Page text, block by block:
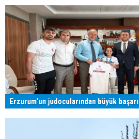
Erzurum'un judocularından büyük başarı